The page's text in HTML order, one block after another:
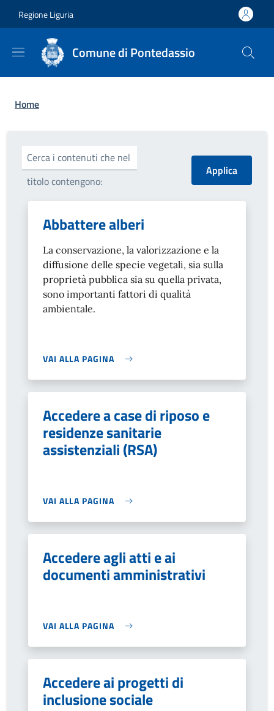
Regione Liguria
Comune di Pontedassio
Briciole di pane
Home
Cerca i contenuti che nel
titolo contengono:
Abbattere alberi
La conservazione, la valorizzazione e la
diffusione delle specie vegetali, sia sulla
proprietà pubblica sia su quella privata,
sono importanti fattori di qualità
ambientale.
VAI ALLA PAGINA
Accedere a case di riposo e
residenze sanitarie
assistenziali (RSA)
VAI ALLA PAGINA
Accedere agli atti e ai
documenti amministrativi
VAI ALLA PAGINA
Accedere ai progetti di
inclusione sociale